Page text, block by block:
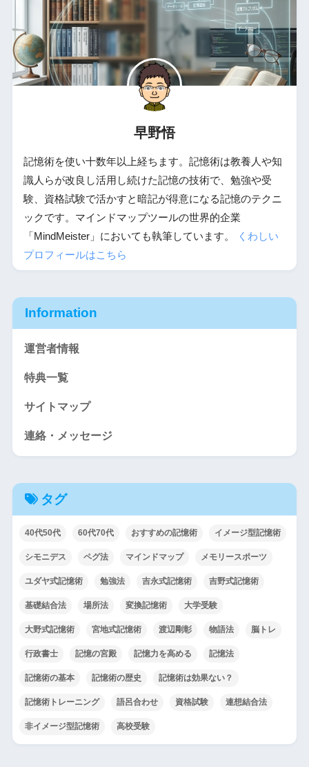
早野悟
記憶術を使い十数年以上経ちます。記憶術は教養人や知
識人らが改良し活用し続けた記憶の技術で、勉強や受
験、資格試験で活かすと暗記が得意になる記憶のテクニ
ックです。マインドマップツールの世界的企業
「MindMeister」においても執筆しています。
くわしい
プロフィールはこちら
Information
運営者情報
特典一覧
サイトマップ
連絡・メッセージ
タグ
40代50代 60代70代 おすすめの記憶術 イメージ型記憶術
シモニデス ペグ法 マインドマップ メモリースポーツ
ユダヤ式記憶術 勉強法 吉永式記憶術 吉野式記憶術
基礎結合法 場所法 変換記憶術 大学受験
大野式記憶術 宮地式記憶術 渡辺剛彰 物語法 脳トレ
行政書士 記憶の宮殿 記憶力を高める 記憶法
記憶術の基本 記憶術の歴史 記憶術は効果ない？
記憶術トレーニング 語呂合わせ 資格試験 連想結合法
非イメージ型記憶術 高校受験